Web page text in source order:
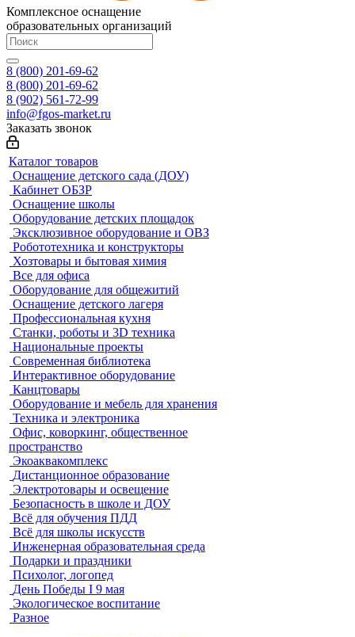
Комплексное оснащение
образовательных организаций
8 (800) 201-69-62
8 (800) 201-69-62
8 (902) 561-72-99
info@fgos-market.ru
Заказать звонок
Каталог товаров
Оснащение детского сада (ДОУ)
Кабинет ОБЗР
Оснащение школы
Оборудование детских площадок
Эксклюзивное оборудование и ОВЗ
Робототехника и конструкторы
Хозтовары и бытовая химия
Все для офиса
Оборудование для общежитий
Оснащение детского лагеря
Профессиональная кухня
Станки, роботы и 3D техника
Национальные проекты
Современная библиотека
Интерактивное оборудование
Канцтовары
Оборудование и мебель для хранения
Техника и электроника
Офис, коворкинг, общественное
пространство
Экоаквакомплекс
Дистанционное образование
Электротовары и освещение
Безопасность в школе и ДОУ
Всё для обучения ПДД
Всё для школы искусств
Инженерная образовательная среда
Подарки и праздники
Психолог, логопед
День Победы I 9 мая
Экологическое воспитание
Разное